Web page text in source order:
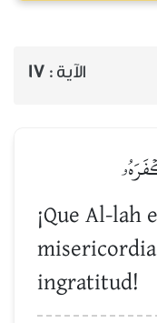
الآية : 17
¡Que Al-lah
ingratitud!